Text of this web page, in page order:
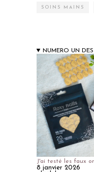
SOINS MAINS
NUMERO UN
J'ai testé les faux
8 janvier 2026